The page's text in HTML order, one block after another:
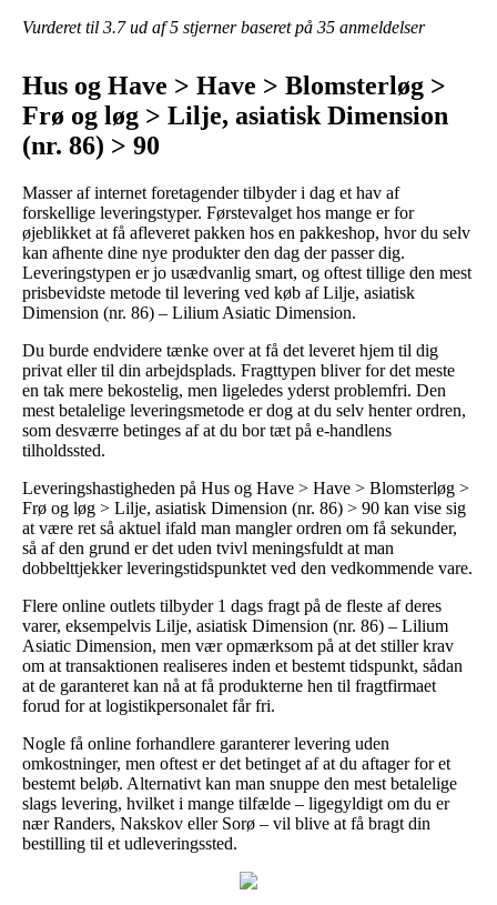
Vurderet til 3.7ud af 5 stjerner baseret på 35 anmeldelser
Hus og Have > Have > Blomsterløg >
Frø og løg > Lilje, asiatisk Dimension
(nr. 86) > 90
Masser af internet foretagender tilbyder i dag et hav af
forskellige leveringstyper. Førstevalget hos mange er for
øjeblikket at få afleveret pakken hos en pakkeshop, hvor du selv
kan afhente dine nye produkter den dag der passer dig.
Leveringstypen er jo usædvanlig smart, og oftest tillige den mest
prisbevidste metode til levering ved køb af Lilje, asiatisk
Dimension (nr. 86) – Lilium Asiatic Dimension.
Du burde endvidere tænke over at få det leveret hjem til dig
privat eller til din arbejdsplads. Fragttypen bliver for det meste
en tak mere bekostelig, men ligeledes yderst problemfri. Den
mest betalelige leveringsmetode er dog at du selv henter ordren,
som desværre betinges af at du bor tæt på e-handlens
tilholdssted.
Leveringshastigheden på Hus og Have > Have > Blomsterløg >
Frø og løg > Lilje, asiatisk Dimension (nr. 86) > 90 kan vise sig
at være ret så aktuel ifald man mangler ordren om få sekunder,
så af den grund er det uden tvivl meningsfuldt at man
dobbelttjekker leveringstidspunktet ved den vedkommende vare.
Flere online outlets tilbyder 1 dags fragt på de fleste af deres
varer, eksempelvis Lilje, asiatisk Dimension (nr. 86) – Lilium
Asiatic Dimension, men vær opmærksom på at det stiller krav
om at transaktionen realiseres inden et bestemt tidspunkt, sådan
at de garanteret kan nå at få produkterne hen til fragtfirmaet
forud for at logistikpersonalet får fri.
Nogle få online forhandlere garanterer levering uden
omkostninger, men oftest er det betinget af at du aftager for et
bestemt beløb. Alternativt kan man snuppe den mest betalelige
slags levering, hvilket i mange tilfælde – ligegyldigt om du er
nær Randers, Nakskov eller Sorø – vil blive at få bragt din
bestilling til et udleveringssted.